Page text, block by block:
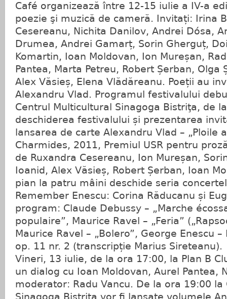
Café organizează între 12-15 iulie a IV-a
poezie şi muzică de cameră. Invitați: Irina
Cesereanu, Nichita Danilov, Andrei Dósa,
Drumea, Andrei Gamarț, Sorin Gherguț,
Komartin, Ioan Moldovan, Ion Mureșan,
Pantea, Marta Petreu, Robert Șerban, Olga
Alex Văsieș, Elena Vlădăreanu. Poeții au
Alexandru Vlad. Programul festivalului
Centrul Multicultural Sinagoga Bistriţa, de
deschiderea festivalului și prezentarea
lansarea de carte Alexandru Vlad – „Ploile
Charmides, 2011, Premiul USR pentru
de Ruxandra Cesereanu, Ion Mureșan,
Ioanid, Alex Văsieș, Robert Șerban, Ioan
pian la patru mâini deschide seria
Remember Enescu: Corina Răducanu și
program: Claude Debussy – „Marche
populaire”, Maurice Ravel – „Feria”
Maurice Ravel – „Bolero”, George Enescu
op. 11 nr. 2 (transcripție Marius Sireteanu).
Vineri, 13 iulie, de la ora 17:00, la Plan B
un dialog cu Ioan Moldovan, Aurel Pantea,
moderator: Radu Vancu. De la ora 19:00
Sinagoga Bistriţa vor fi lansate volumele